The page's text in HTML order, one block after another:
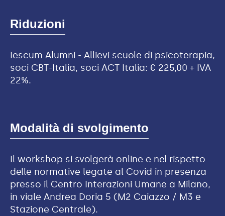
Riduzioni
Iescum Alumni - Allievi scuole di psicoterapia,
soci CBT-Italia, soci ACT Italia: € 225,00 + IVA
22%.
Modalità di svolgimento
Il workshop si svolgerà online e nel rispetto
delle normative legate al Covid in presenza
presso il Centro Interazioni Umane a Milano,
in viale Andrea Doria 5 (M2 Caiazzo / M3 e
Stazione Centrale).